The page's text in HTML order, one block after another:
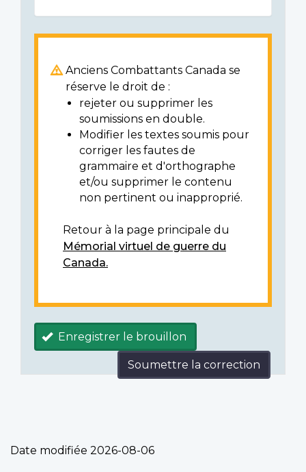
Anciens Combattants Canada se
réserve le droit de :
rejeter ou supprimer les
soumissions en double.
Modifier les textes soumis pour
corriger les fautes de
grammaire et d'orthographe
et/ou supprimer le contenu
non pertinent ou inapproprié.
Retour à la page principale du
Mémorial virtuel de guerre du
Canada.
Enregistrer le brouillon
Soumettre la correction
Date modifiée 2026-08-06